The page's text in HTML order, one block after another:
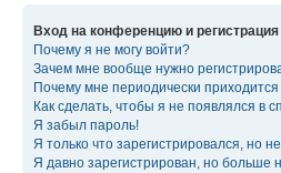
Вход на конференцию и регистрация
Почему я не могу войти?
Зачем мне вообще нужно
Почему мне периодически
Как сделать, чтобы я не появлялся в
Я забыл пароль!
Я только что зарегистрировался, но
Я давно зарегистрирован, но больше